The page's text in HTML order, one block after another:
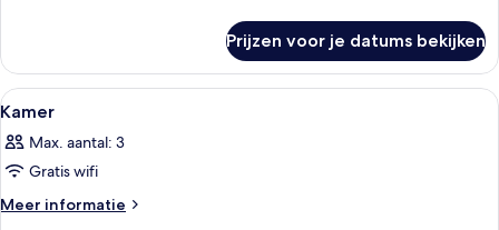
French
Room
Prijzen voor je datums bekijken
Alle
foto's
voor
Kamer
laden
Een hotelkamer met een bed, een
4
Kamer
Max. aantal: 3
Gratis wifi
Meer informatie
Meer